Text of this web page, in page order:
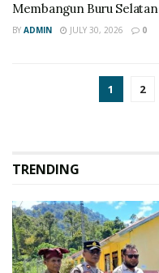
Membangun Buru Selatan
BY ADMIN JULY 30, 2026 0
1 2
TRENDING